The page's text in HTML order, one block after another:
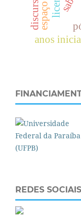
anos
REDES SOCIAIS